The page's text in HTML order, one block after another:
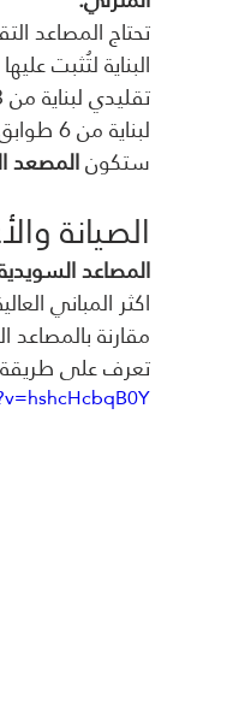
تحتاج المصاعد
البناية لتُثبت
ستكون المصعد
الصيانة
المصاعد
اكثر المباني العالية بإرتفاع اكثر من 6
مقارنة
تعرف على